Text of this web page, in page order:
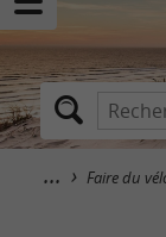
Faire du